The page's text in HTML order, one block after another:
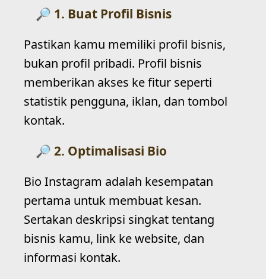
1. Buat Profil Bisnis
Pastikan kamu memiliki profil bisnis,
bukan profil pribadi. Profil bisnis
memberikan akses ke fitur seperti
statistik pengguna, iklan, dan tombol
kontak.
2. Optimalisasi Bio
Bio Instagram adalah kesempatan
pertama untuk membuat kesan.
Sertakan deskripsi singkat tentang
bisnis kamu, link ke website, dan
informasi kontak.